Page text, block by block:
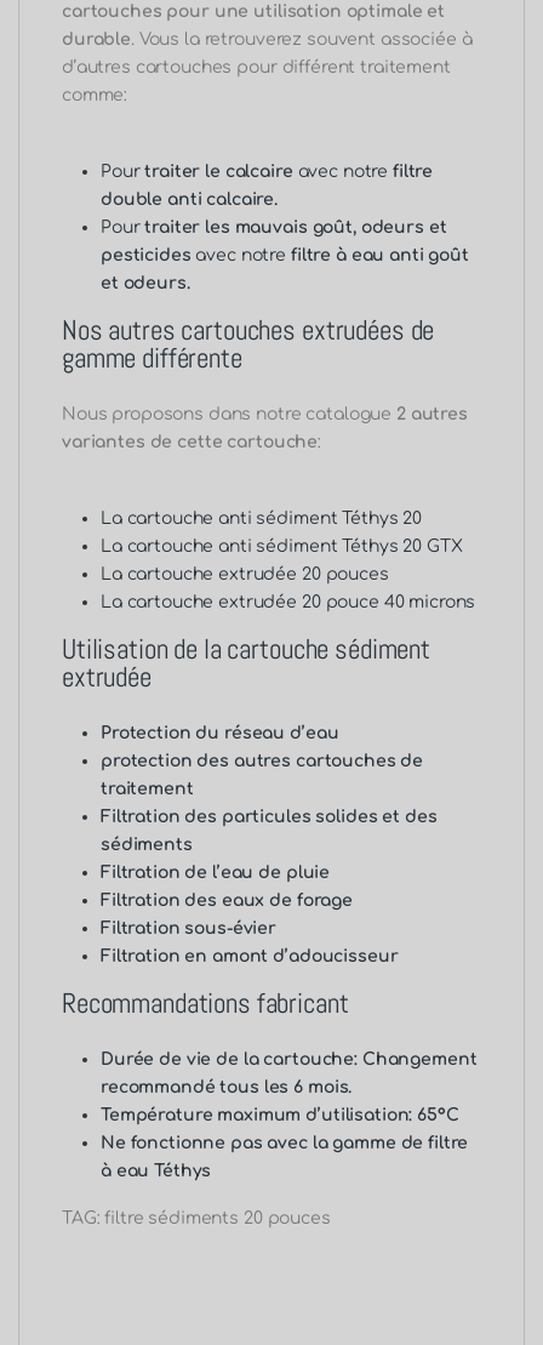
cartouches pour une utilisation optimale et
durable. Vous la retrouverez souvent associée à
d’autres cartouches pour différent traitement
comme:
Pourtraiter le calcaire avec notre filtre
double anti calcaire.
Pourtraiter les mauvais goût, odeurs et
pesticides avec notre filtre à eau anti goût
et odeurs.
Nos autres cartouches extrudées de
gamme différente
Nous proposons dans notre catalogue 2 autres
variantes de cette cartouche:
La cartouche anti sédiment Téthys 20
La cartouche anti sédiment Téthys 20 GTX
La cartouche extrudée 20 pouces
La cartouche extrudée 20 pouce 40 microns
Utilisation de la cartouche sédiment
extrudée
Protection du réseau d’eau
protection des autres cartouches de
traitement
Filtration des particules solides et des
sédiments
Filtration de l’eau de pluie
Filtration des eaux de forage
Filtration sous-évier
Filtration en amont d’adoucisseur
Recommandations fabricant
Durée de vie de la cartouche: Changement
recommandé tous les 6 mois.
Température maximum d’utilisation: 65°C
Ne fonctionne pas avec la gamme de filtre
à eau Téthys
TAG: filtre sédiments 20 pouces